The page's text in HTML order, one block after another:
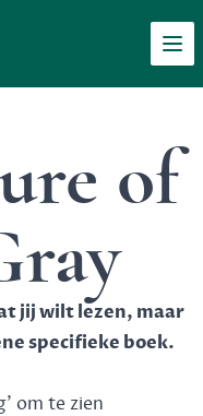
of
jij wilt lezen, maar
specifieke boek.
om te zien